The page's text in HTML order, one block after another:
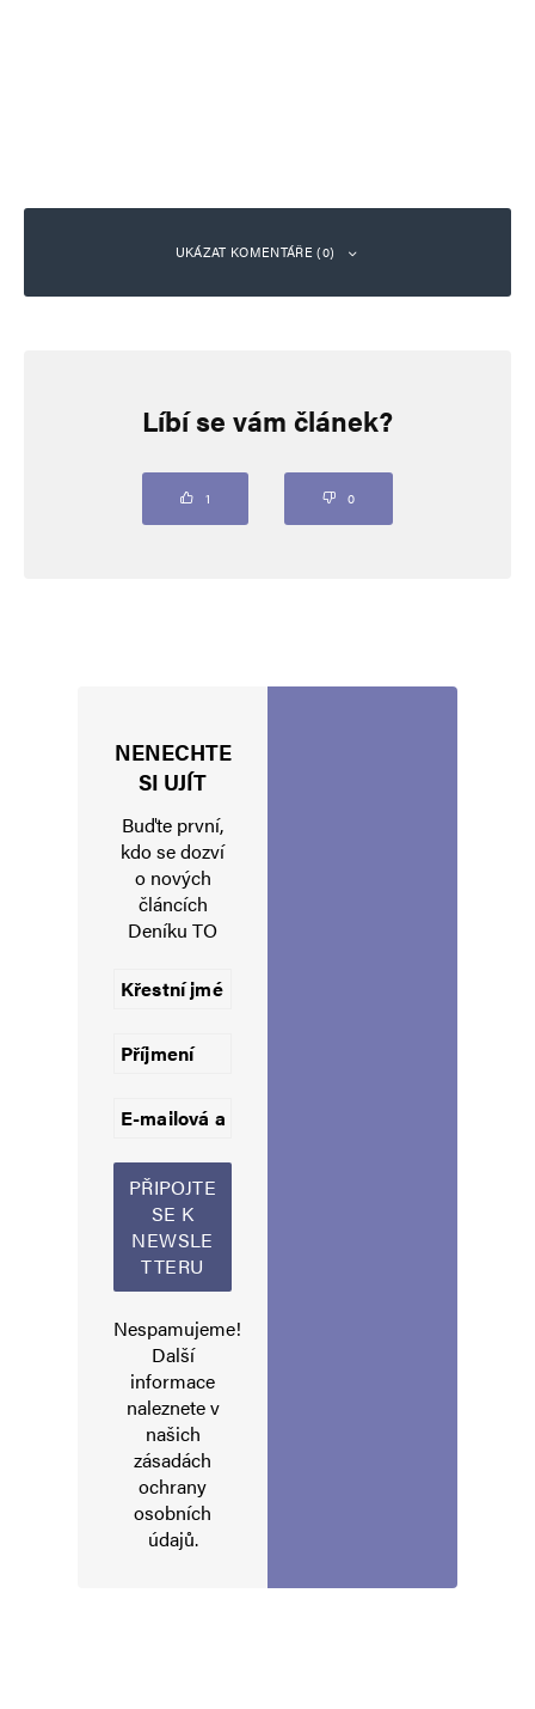
UKÁZAT KOMENTÁŘE (0)
Vaše e-mailová adresa nebude zveřejněna. Vyžadované informace jsou
Uložit do prohlížeče jméno, e-mail a webovou stránku pro budoucí
Informujte mě o nových komentářích e-mailem.
Alternative:
Líbí se vám článek?
1 0
NENECHTE
SI UJÍT
Buďte první,
kdo se dozví
o nových
článcích
Deníku TO
Nespamujeme!
Další
informace
naleznete v
našich
zásadách
ochrany
osobních
údajů.